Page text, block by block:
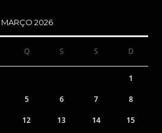
MARÇO 2026
Q S S D
1
5 6 7 8
12 13 14 15